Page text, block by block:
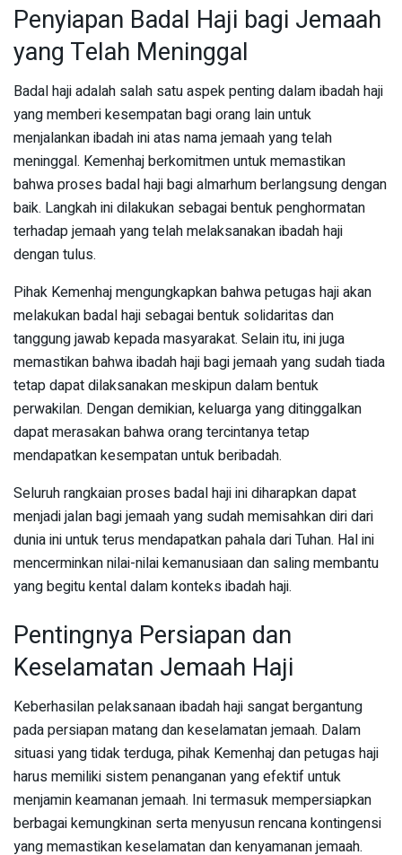
Penyiapan Badal Haji bagi Jemaah
yang Telah Meninggal
Badal haji adalah salah satu aspek penting dalam ibadah haji
yang memberi kesempatan bagi orang lain untuk
menjalankan ibadah ini atas nama jemaah yang telah
meninggal. Kemenhaj berkomitmen untuk memastikan
bahwa proses badal haji bagi almarhum berlangsung dengan
baik. Langkah ini dilakukan sebagai bentuk penghormatan
terhadap jemaah yang telah melaksanakan ibadah haji
dengan tulus.
Pihak Kemenhaj mengungkapkan bahwa petugas haji akan
melakukan badal haji sebagai bentuk solidaritas dan
tanggung jawab kepada masyarakat. Selain itu, ini juga
memastikan bahwa ibadah haji bagi jemaah yang sudah tiada
tetap dapat dilaksanakan meskipun dalam bentuk
perwakilan. Dengan demikian, keluarga yang ditinggalkan
dapat merasakan bahwa orang tercintanya tetap
mendapatkan kesempatan untuk beribadah.
Seluruh rangkaian proses badal haji ini diharapkan dapat
menjadi jalan bagi jemaah yang sudah memisahkan diri dari
dunia ini untuk terus mendapatkan pahala dari Tuhan. Hal ini
mencerminkan nilai-nilai kemanusiaan dan saling membantu
yang begitu kental dalam konteks ibadah haji.
Pentingnya Persiapan dan
Keselamatan Jemaah Haji
Keberhasilan pelaksanaan ibadah haji sangat bergantung
pada persiapan matang dan keselamatan jemaah. Dalam
situasi yang tidak terduga, pihak Kemenhaj dan petugas haji
harus memiliki sistem penanganan yang efektif untuk
menjamin keamanan jemaah. Ini termasuk mempersiapkan
berbagai kemungkinan serta menyusun rencana kontingensi
yang memastikan keselamatan dan kenyamanan jemaah.